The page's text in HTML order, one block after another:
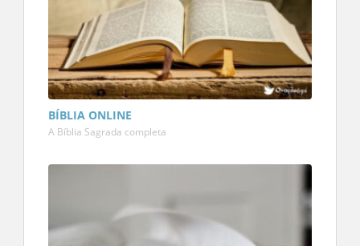
BÍBLIA ONLINE
A Bíblia Sagrada completa